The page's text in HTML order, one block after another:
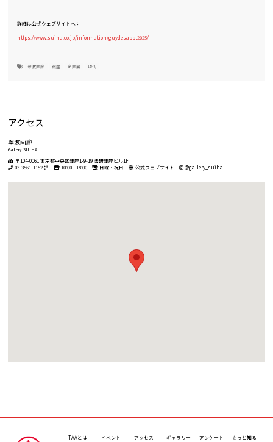
詳細は公式ウェブサイトへ：
https://www.suiha.co.jp/information/guydesappt2025/
翠波画廊 銀座 企画展 現代
アクセス
翠波画廊
Gallery SUIHA
〒104-0061 東京都中央区銀座1-9-19 法研銀座ビル1F
03-3561-1152
10:00 - 18:00 日曜・祝日 公式ウェブサイト @gallery_suiha
TAAとは イベント アクセス ギャラリー アンケート もっと知る